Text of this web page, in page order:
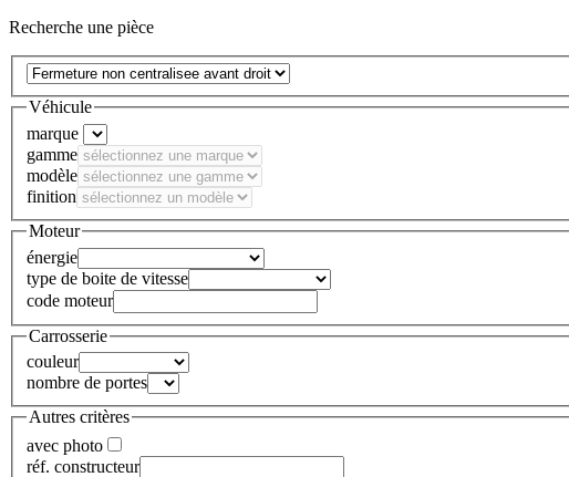
Recherche une pièce
Véhicule
marque
gamme
modèle
finition
Moteur
énergie
type de boite de vitesse
code moteur
Carrosserie
couleur
nombre de portes
Autres critères
avec photo
réf. constructeur